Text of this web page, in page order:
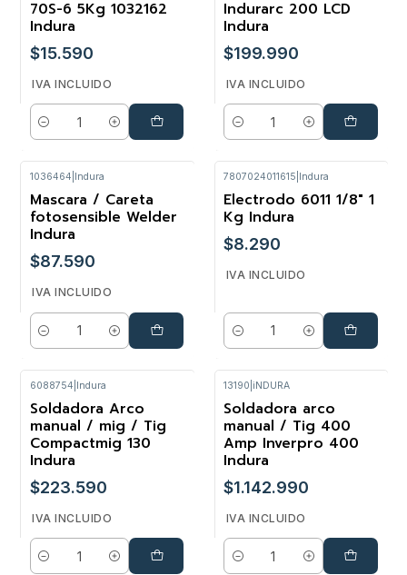
70S-6 5Kg 1032162
Indura
$15.590
IVA INCLUIDO
Cantidad
Indurarc 200 LCD
Indura
$199.990
IVA INCLUIDO
Cantidad
1036464 Indura
Mascara / Careta
fotosensible Welder
Indura
$87.590
IVA INCLUIDO
Cantidad
7807024011615 Indura
Electrodo 6011 1/8" 1
Kg Indura
$8.290
IVA INCLUIDO
Cantidad
6088754 Indura
Soldadora Arco
manual / mig / Tig
Compactmig 130
Indura
$223.590
IVA INCLUIDO
Cantidad
13190 iNDURA
Soldadora arco
manual / Tig 400
Amp Inverpro 400
Indura
$1.142.990
IVA INCLUIDO
Cantidad